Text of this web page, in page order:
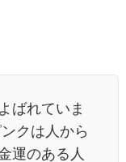
ばれていま
クは人から
運のある人